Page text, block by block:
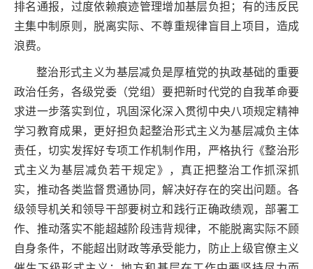
排名通报，过度依赖痕迹管理增加基层负担；有的违反民
主集中制原则，脱离实际、不尊重规律盲目上项目，造成
浪费。
整治形式主义为基层减负是厚植党的执政基础的重要
政治任务，各级党委（党组）要把新时代党的自我革命要
求进一步落实到位，巩固深化深入贯彻中央八项规定精神
学习教育成果，更好担负起整治形式主义为基层减负主体
责任，切实发挥好专项工作机制作用，严格执行《整治形
式主义为基层减负若干规定》，真正把整治工作抓深抓
实，推动各类监督贯通协同，解决好存在的突出问题。各
级领导机关和领导干部要树立和践行正确政绩观，部署工
作、推动落实不能超越阶段违背规律，不能脱离实际不顾
自身条件，不能超出财政等承受能力，防止上级官僚主义